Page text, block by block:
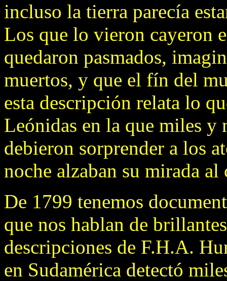
incluso la tierra parecía
Los que lo vieron cayeron
quedaron pasmados,
muertos, y que el fín del
esta descripción relata lo
Leónidas en la que miles y
debieron sorprender a los
noche alzaban su mirada al
De 1799 tenemos
que nos hablan de
descripciones de F.H.A.
en Sudamérica detectó